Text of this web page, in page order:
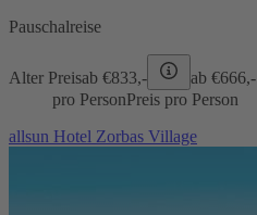
Pauschalreise
Alter Preisab €833,- ab €666,-
pro PersonPreis pro Person
allsun Hotel Zorbas Village